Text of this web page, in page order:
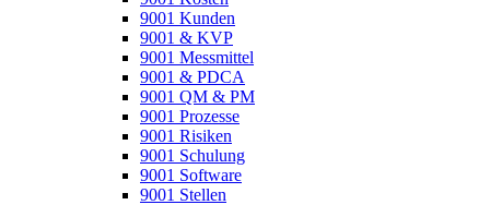
9001 Kunden
9001 & KVP
9001 Messmittel
9001 & PDCA
9001 QM & PM
9001 Prozesse
9001 Risiken
9001 Schulung
9001 Software
9001 Stellen